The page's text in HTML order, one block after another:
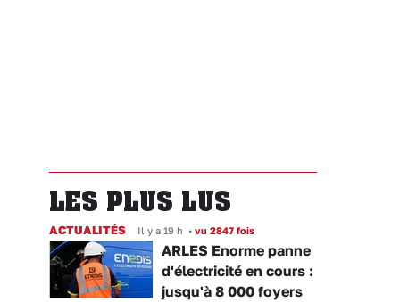
LES PLUS LUS
ACTUALITÉS Il y a 19 h • vu 2847 fois
ARLES Enorme panne
d'électricité en cours :
jusqu'à 8 000 foyers